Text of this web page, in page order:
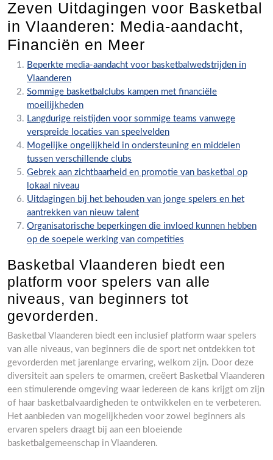
Zeven Uitdagingen voor Basketbal
in Vlaanderen: Media-aandacht,
Financiën en Meer
Beperkte media-aandacht voor basketbalwedstrijden in
Vlaanderen
Sommige basketbalclubs kampen met financiële
moeilijkheden
Langdurige reistijden voor sommige teams vanwege
verspreide locaties van speelvelden
Mogelijke ongelijkheid in ondersteuning en middelen
tussen verschillende clubs
Gebrek aan zichtbaarheid en promotie van basketbal op
lokaal niveau
Uitdagingen bij het behouden van jonge spelers en het
aantrekken van nieuw talent
Organisatorische beperkingen die invloed kunnen hebben
op de soepele werking van competities
Basketbal Vlaanderen biedt een
platform voor spelers van alle
niveaus, van beginners tot
gevorderden.
Basketbal Vlaanderen biedt een inclusief platform waar spelers
van alle niveaus, van beginners die de sport net ontdekken tot
gevorderden met jarenlange ervaring, welkom zijn. Door deze
diversiteit aan spelers te omarmen, creëert Basketbal Vlaanderen
een stimulerende omgeving waar iedereen de kans krijgt om zijn
of haar basketbalvaardigheden te ontwikkelen en te verbeteren.
Het aanbieden van mogelijkheden voor zowel beginners als
ervaren spelers draagt bij aan een bloeiende
basketbalgemeenschap in Vlaanderen.